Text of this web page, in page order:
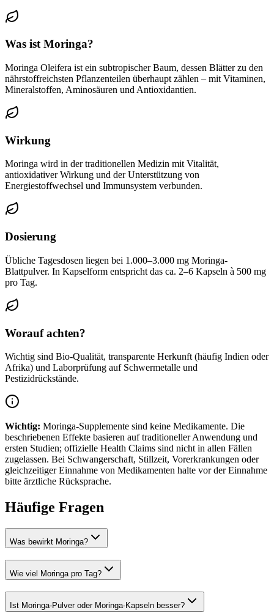
Was ist Moringa?
Moringa Oleifera ist ein subtropischer Baum, dessen Blätter zu den
nährstoffreichsten Pflanzenteilen überhaupt zählen – mit Vitaminen,
Mineralstoffen, Aminosäuren und Antioxidantien.
Wirkung
Moringa wird in der traditionellen Medizin mit Vitalität,
antioxidativer Wirkung und der Unterstützung von
Energiestoffwechsel und Immunsystem verbunden.
Dosierung
Übliche Tagesdosen liegen bei 1.000–3.000 mg Moringa-
Blattpulver. In Kapselform entspricht das ca. 2–6 Kapseln à 500 mg
pro Tag.
Worauf achten?
Wichtig sind Bio-Qualität, transparente Herkunft (häufig Indien oder
Afrika) und Laborprüfung auf Schwermetalle und
Pestizidrückstände.
Wichtig: Moringa-Supplemente sind keine Medikamente. Die
beschriebenen Effekte basieren auf traditioneller Anwendung und
ersten Studien; offizielle Health Claims sind nicht in allen Fällen
zugelassen. Bei Schwangerschaft, Stillzeit, Vorerkrankungen oder
gleichzeitiger Einnahme von Medikamenten halte vor der Einnahme
bitte ärztliche Rücksprache.
Häufige Fragen
Was bewirkt Moringa?
Wie viel Moringa pro Tag?
Ist Moringa-Pulver oder Moringa-Kapseln besser?